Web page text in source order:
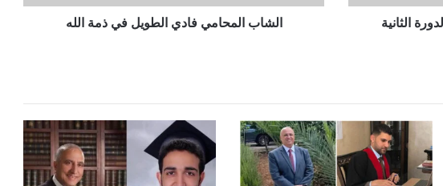
الثانية الشاب المحامي فادي الطويل في ذمة الله